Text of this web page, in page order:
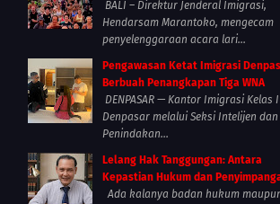
BALI – Direktur Jenderal Imigrasi,
Hendarsam Marantoko, mengecam
penyelenggaraan acara lari...
Pengawasan Ketat Imigrasi
Berbuah Penangkapan Tiga WNA
DENPASAR — Kantor Imigrasi Kelas I
Denpasar melalui Seksi Intelijen dan
Penindakan...
Lelang Hak Tanggungan: Antara
Kepastian Hukum dan
Ada kalanya badan hukum